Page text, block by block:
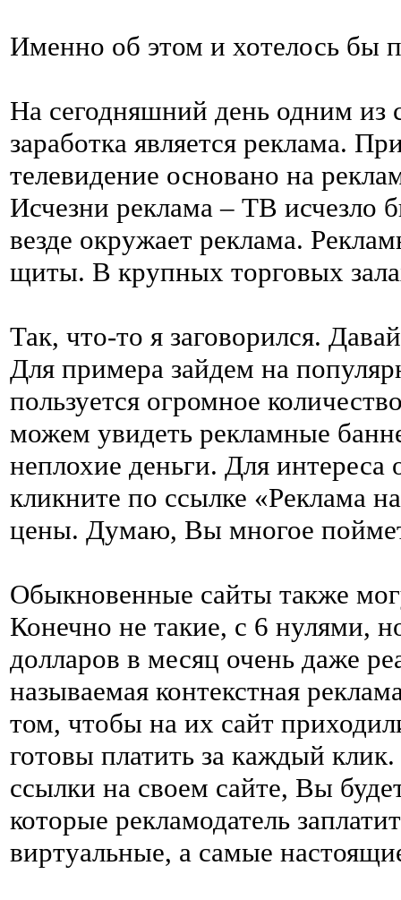
Именно об этом и хотелось бы
На сегодняшний день одним из
заработка является реклама.
телевидение основано на
Исчезни реклама – ТВ исчезло
везде окружает реклама.
щиты. В крупных торговых
Так, что-то я заговорился.
Для примера зайдем на
пользуется огромное
можем увидеть рекламные
неплохие деньги. Для
кликните по ссылке «Реклама
цены. Думаю, Вы многое
Обыкновенные сайты также
Конечно не такие, с 6 нулями,
долларов в месяц очень даже
называемая контекстная
том, чтобы на их сайт
готовы платить за каждый
ссылки на своем сайте, Вы
которые рекламодатель
виртуальные, а самые